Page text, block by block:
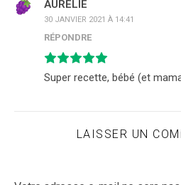
AURÉLIE
30 JANVIER 2021 À 14:41
RÉPONDRE
Super recette, bébé (et
LAISSER UN